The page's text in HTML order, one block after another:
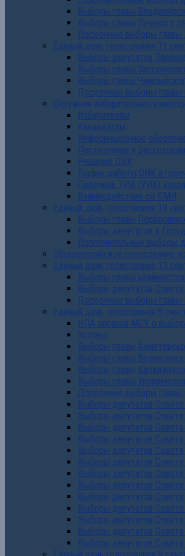
Выборы главы
Выборы главы Лучевого
Досрочные выборы главы
Единый день голосования 11
Выборы депутатов
Выборы главы
Выборы главы
Досрочные выборы главы
Окружная избирательная
Избирателям
Кандидатам
Информационное
Поступление и
Решения ОИК
График работы ОИК и
Перечень ТИК (УИК)
Взаимодействие со СМИ
Единый день голосования 19
Выборы главы
Выборы депутатов в
Дополнительные выборы
Общероссийское голосование
Единый день голосования 13
Выборы главы
Выборы депутатов
Досрочные выборы главы
Единый день голосования 8
НПА органов МСУ о
Уставы
Выборы главы
Выборы главы
Выборы главы
Выборы главы
Досрочные выборы главы
Выборы депутатов Совета
Выборы депутатов
Выборы депутатов
Выборы депутатов Совета
Выборы депутатов Совета
Выборы депутатов
Выборы депутатов Совета
Выборы депутатов
Выборы депутатов
Выборы депутатов Совета
Выборы депутатов Совета
Выборы депутатов Совета
Выборы депутатов